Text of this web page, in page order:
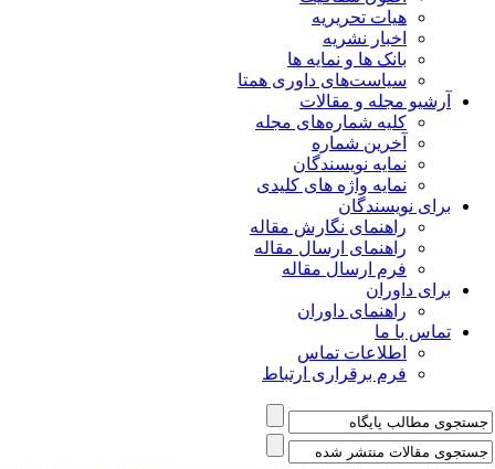
هیات تحریریه
اخبار نشریه
بانک ها و نمایه ها
سیاست‌های داوری همتا
مجله و مقالات
کلیه شماره‌های مجله
آخرین شماره
نمایه نویسندگان
نمایه واژه های کلیدی
نویسندگان
راهنمای نگارش مقاله
راهنمای ارسال مقاله
فرم ارسال مقاله
داوران
راهنمای داوران
با ما
اطلاعات تماس
فرم برقراری ارتباط